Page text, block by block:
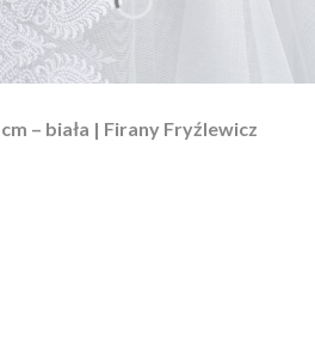
Firana do salonu 300 cm – biała | Firany Fryźlewicz